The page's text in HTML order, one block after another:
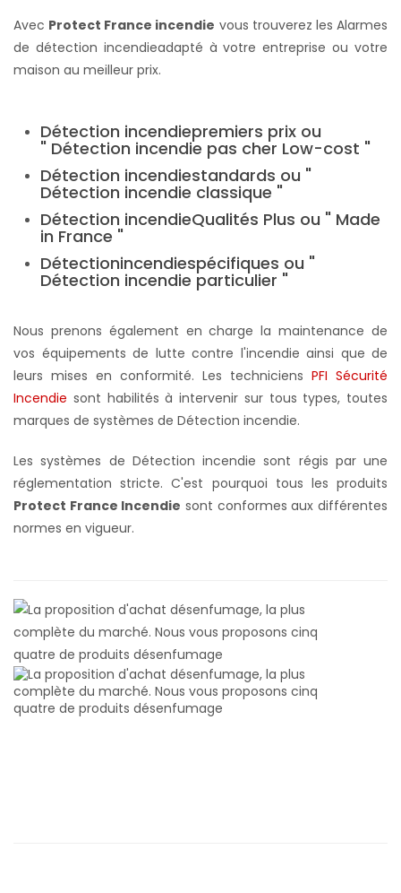
Avec Protect France incendie vous trouverez les Alarmes
de détection incendieadapté à votre entreprise ou votre
maison au meilleur prix.
Détection incendiepremiers prix ou
" Détection incendie pas cher Low-cost "
Détection incendiestandards ou "
Détection incendie classique "
Détection incendieQualités Plus ou " Made
in France "
Détectionincendiespécifiques ou "
Détection incendie particulier "
Nous prenons également en charge la maintenance de
vos équipements de lutte contre l'incendie ainsi que de
leurs mises en conformité. Les techniciens PFI Sécurité
Incendie sont habilités à intervenir sur tous types, toutes
marques de systèmes de Détection incendie.
Les systèmes de Détection incendie sont régis par une
réglementation stricte. C'est pourquoi tous les produits
Protect France Incendie sont conformes aux différentes
normes en vigueur.